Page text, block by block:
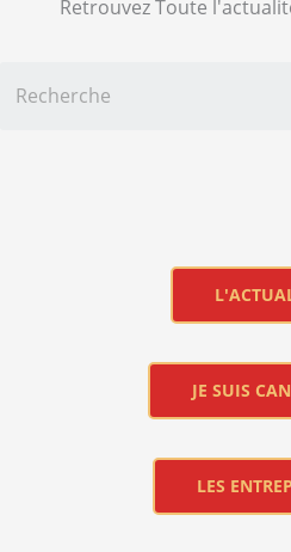
Retrouvez Toute
JE SUIS
LES